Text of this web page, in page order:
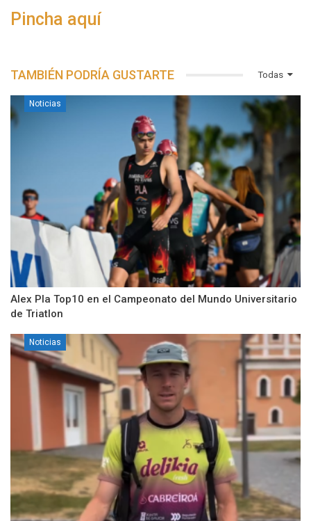
Pincha aquí
Todas
TAMBIÉN PODRÍA GUSTARTE
Noticias
Alex Pla Top10 en el Campeonato del Mundo Universitario
de Triatlon
Noticias